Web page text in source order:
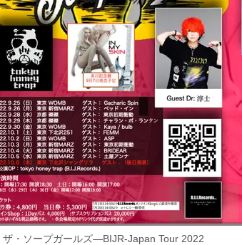
ザ・ソープガールズ―BIJR-Japan Tour 2022